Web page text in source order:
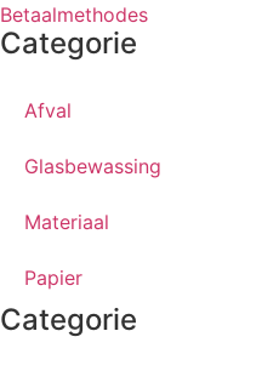
Betaalmethodes
Categorie
Afval
Glasbewassing
Materiaal
Papier
Categorie